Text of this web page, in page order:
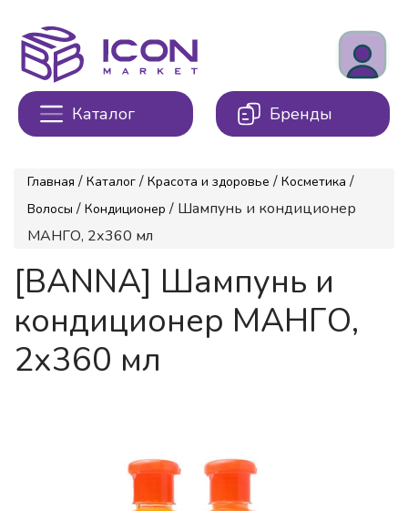
Каталог Бренды
Главная / Каталог / Красота и здоровье / Косметика /
Волосы / Кондиционер / Шампунь и кондиционер
МАНГО, 2х360 мл
[BANNA] Шампунь и
кондиционер МАНГО,
2х360 мл